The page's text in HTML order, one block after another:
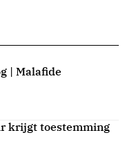
| Malafide
krijgt toestemming